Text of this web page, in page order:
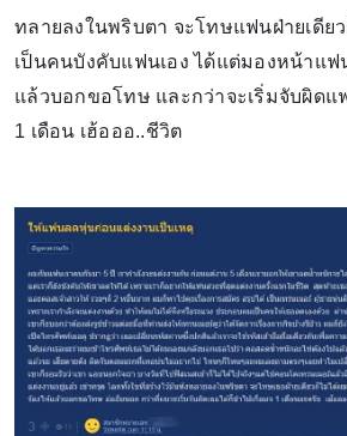
ทลายลงในพริบตา จะโทษแฟนฝ่ายเดีย
เป็นคนบังคับแฟนเอง ได้แต่มองหน้าแฟ
แล้วบอกขอโทษ และกว่าจะเริ่มจับผิดแ
1 เดือน เฮ้อออ..ชีวิต